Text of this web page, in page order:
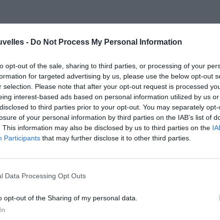
- Do Not Process My Personal Information
opt-out of the sale, sharing to third parties, or processing of your
for targeted advertising by us, please use the below opt-out
selection. Please note that after your opt-out request is processed
interest-based ads based on personal information utilized by us
to third parties prior to your opt-out. You may separately
of your personal information by third parties on the IAB’s list of
This information may also be disclosed by us to third parties on the
Participants that may further disclose it to other third parties.
Data Processing Opt Outs
opt-out of the Sharing of my personal data.
le mouvement plutôt de force que de gré
votre besoin de fantaisie ami
fardeaux ou responsabilités qui
(entre le 25 et le 27/08) avec des
(provisoirement) les ailes mais
de vos priorités et d’un secteur
d’équilibrer (de rééquilibrer) votre vie ! Un
18/08 où le duoJupiterVénus pourrait
belles occasions de vous embarquer
et quoi qu’il en soit de jouir pleinement du